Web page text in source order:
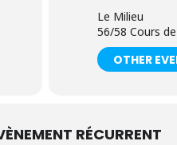
Le Milieu
56/58 Cours
OTHER
RÉCURRENT